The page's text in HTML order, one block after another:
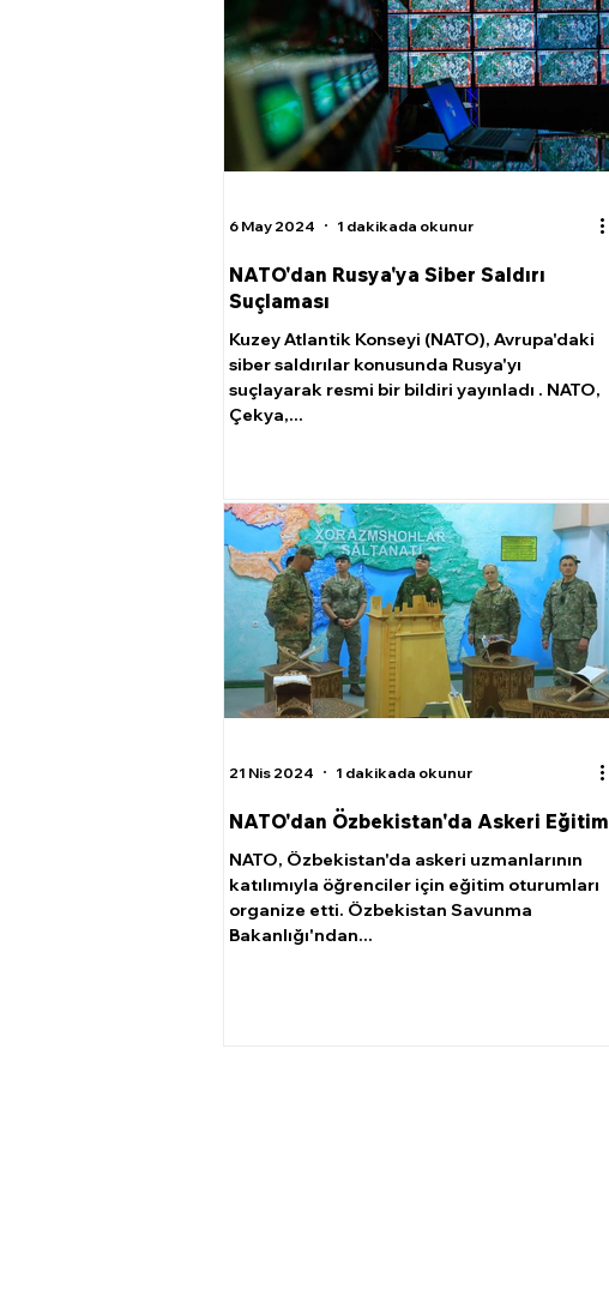
NATO'dan Rusya'ya Siber Saldırı
Suçlaması
Kuzey Atlantik Konseyi (NATO), Avrupa'daki
siber saldırılar konusunda Rusya'yı
suçlayarak resmi bir bildiri yayınladı . NATO,
Çekya,...
6 May 2024 1 dakikada okunur
NATO'dan Özbekistan'da Askeri Eğitim
NATO, Özbekistan'da askeri uzmanlarının
katılımıyla öğrenciler için eğitim oturumları
organize etti. Özbekistan Savunma
Bakanlığı'ndan...
21 Nis 2024 1 dakikada okunur